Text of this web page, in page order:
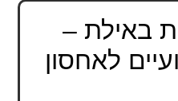
באילת –
לאחסון